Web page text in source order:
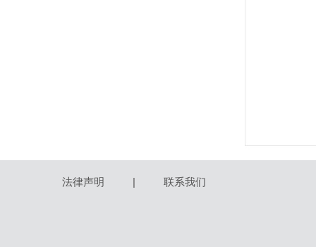
法律声明 | 联系我们